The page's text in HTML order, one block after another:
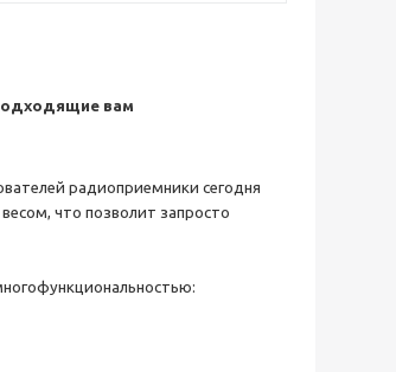
вам
радиоприемники сегодня
что позволит запросто